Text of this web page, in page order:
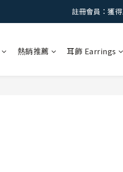
免運優惠｜台灣滿
註冊會員：獲
熱銷推薦 耳飾 Earrings